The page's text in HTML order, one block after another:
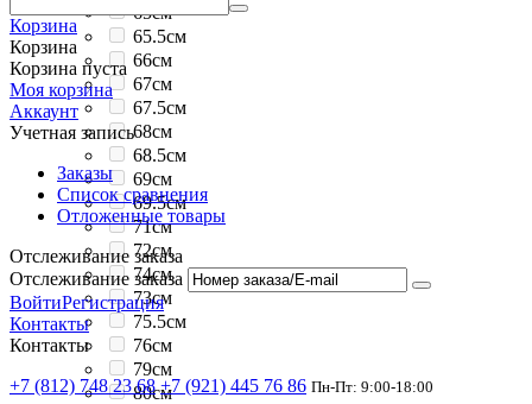
65см
65.5см
66см
67см
67.5см
68см
68.5см
69см
69.5см
71см
72см
74см
73см
75.5см
76см
79см
80см
Корзина
Корзина
Корзина пуста
Моя корзина
Аккаунт
Учетная запись
Заказы
Список сравнения
Отложенные товары
Отслеживание заказа
Отслеживание заказа
ВойтиРегистрация
Контакты
Контакты
+7 (812) 748 23 68 +7 (921) 445 76 86 Пн-Пт: 9:00-18:00